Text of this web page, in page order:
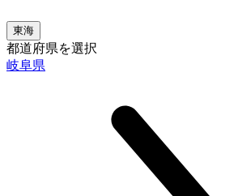
東海
都道府県を選択
岐阜県